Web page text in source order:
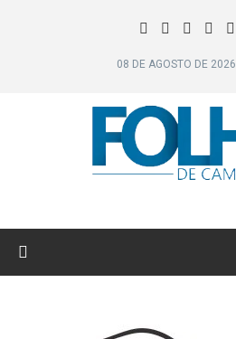
08 DE AGOSTO DE 2026